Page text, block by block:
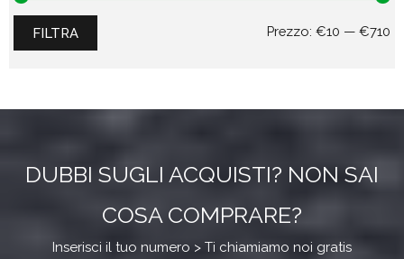
FILTRA Prezzo: €10 — €710
DUBBI SUGLI ACQUISTI? NON SAI
COSA COMPRARE?
Inserisci il tuo numero > Ti chiamiamo noi gratis